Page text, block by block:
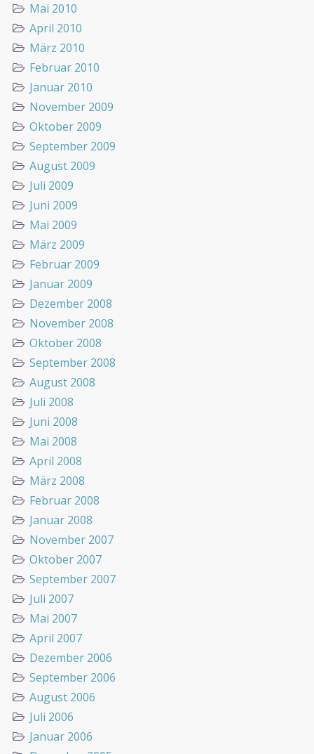
Mai 2010
April 2010
März 2010
Februar 2010
Januar 2010
November 2009
Oktober 2009
September 2009
August 2009
Juli 2009
Juni 2009
Mai 2009
März 2009
Februar 2009
Januar 2009
Dezember 2008
November 2008
Oktober 2008
September 2008
August 2008
Juli 2008
Juni 2008
Mai 2008
April 2008
März 2008
Februar 2008
Januar 2008
November 2007
Oktober 2007
September 2007
Juli 2007
Mai 2007
April 2007
Dezember 2006
September 2006
August 2006
Juli 2006
Januar 2006